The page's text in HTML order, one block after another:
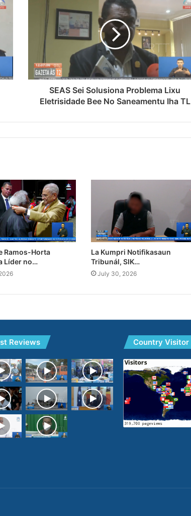
SEAS Sei Solusiona Problema Lixu
Eletrisidade Bee No Saneamentu Iha TL
Ramos-Horta
Líder no…
La Kumpri Notifikasaun
Tribunál, SIK…
July 30, 2026
Reviews Country Visitor